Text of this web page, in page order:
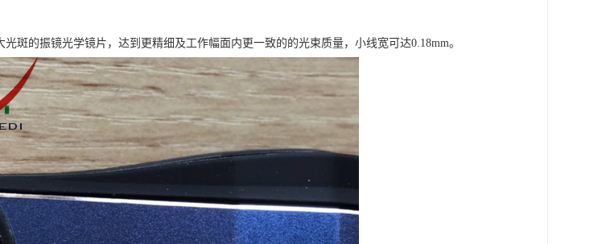
斑的振镜光学镜片，达到更精细及工作幅面内更一致的的光束质量，小线宽可达0.18mm。